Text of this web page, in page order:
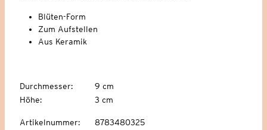
Blüten-Form
Zum Aufstellen
Aus Keramik
Durchmesser:
9 cm
Höhe: 3 cm
Artikelnummer: 8783480325